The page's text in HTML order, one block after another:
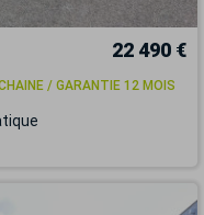
22 490 €
/ GARANTIE 12 MOIS